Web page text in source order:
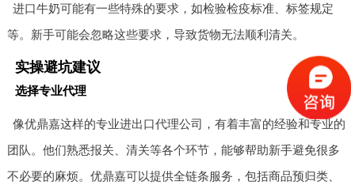
进口牛奶可能有一些特殊的要求，如检验检疫标准、标签规定
等。新手可能会忽略这些要求，导致货物无法顺利清关。
实操避坑建议
选择专业代理
像优鼎嘉这样的专业进出口代理公司，有着丰富的经验和专业的
团队。他们熟悉报关、清关等各个环节，能够帮助新手避免很多
不必要的麻烦。优鼎嘉可以提供全链条服务，包括商品预归类、